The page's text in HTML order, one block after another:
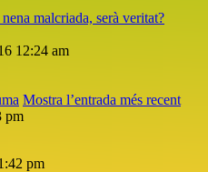
malcriada, serà veritat?
12:24 am
Mostra l’entrada més recent
pm
pm